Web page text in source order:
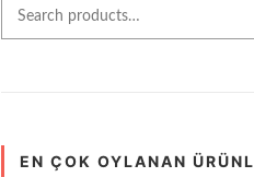
Search for:
EN ÇOK OYLANAN